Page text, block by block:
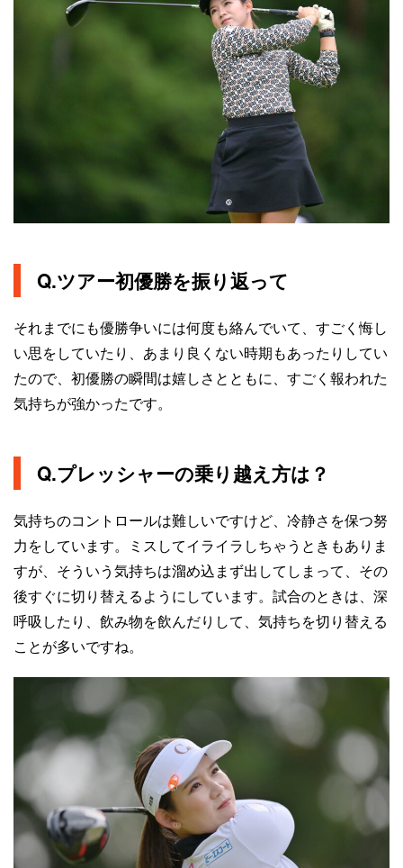
Q.ツアー初優勝を振り返って
それまでにも優勝争いには何度も絡んでいて、すごく悔し
い思をしていたり、あまり良くない時期もあったりしてい
たので、初優勝の瞬間は嬉しさとともに、すごく報われた
気持ちが強かったです。
Q.プレッシャーの乗り越え方は？
気持ちのコントロールは難しいですけど、冷静さを保つ努
力をしています。ミスしてイライラしちゃうときもありま
すが、そういう気持ちは溜め込まず出してしまって、その
後すぐに切り替えるようにしています。試合のときは、深
呼吸したり、飲み物を飲んだりして、気持ちを切り替える
ことが多いですね。